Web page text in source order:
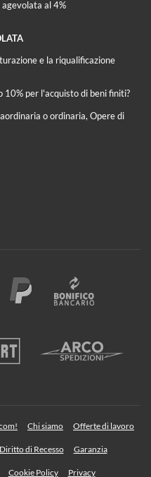
al 4%
e la riqualificazione
10% per l'acquisto di beni finiti?
o ordinaria, Opere di
Chi siamo Offerte di lavoro
Diritto di Recesso Garanzia
Cookie Policy Privacy